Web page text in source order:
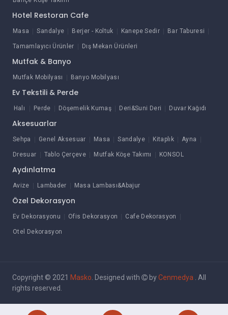
Hotel Restoran Cafe
Masa Sandalye Berjer - Koltuk Kanepe Sedir Bar Taburesi
Tamamlayıcı Ürünler Dış Mekan Ürünleri
Mutfak & Banyo
Mutfak Mobilyası Banyo Mobilyası
Ev Tekstili & Perde
Halı Perde Döşemelik Kumaş Deri&Suni Deri Duvar Kağıdı
Aksesuarlar
Sehpa Genel Aksesuar Masa Sandalye Kitaplık Ayna
Dresuar Tablo Çerçeve Mutfak Köşe Takımı KONSOL
Aydınlatma
Avize Lambader Masa Lambası&Abajur
Özel Dekorasyon
Ev Dekorasyonu Ofis Dekorasyon Cafe Dekorasyon
Otel Dekorasyon
Copyright © 2021 Masko . Designed with byCenmedya
. All
rights reserved.